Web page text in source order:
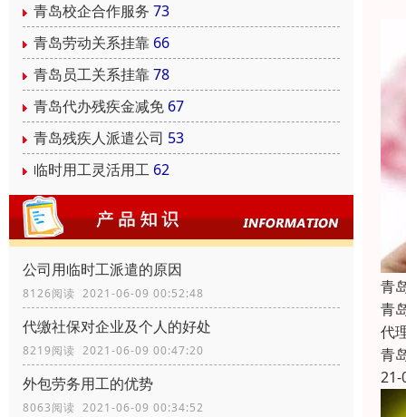
青岛校企合作服务 73
青岛劳动关系挂靠 66
青岛员工关系挂靠78
青岛代办残疾金减免 67
青岛残疾人派遣公司 53
临时用工灵活用工 62
公司用临时工派遣的原因
8126阅读 2021-06-09 00:52:48
代缴社保对企业及个人的好处
8219阅读 2021-06-09 00:47:20
外包劳务用工的优势
8063阅读 2021-06-09 00:34:52
青
青
代
青
21-